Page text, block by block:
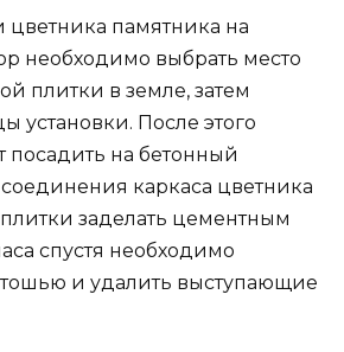
цветника памятника на
необходимо выбрать место
плитки в земле, затем
установки. После этого
посадить на бетонный
соединения каркаса цветника
заделать цементным
спустя необходимо
и удалить выступающие